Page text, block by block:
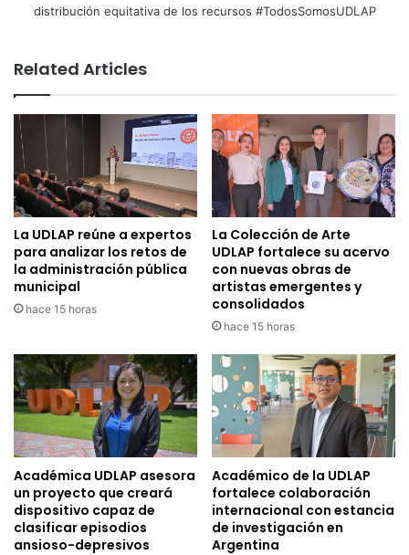
distribución equitativa de los recursos #TodosSomosUDLAP
Related Articles
La UDLAP reúne a expertos
para analizar los retos de
la administración pública
municipal
hace 15 horas
La Colección de Arte
UDLAP fortalece su acervo
con nuevas obras de
artistas emergentes y
consolidados
hace 15 horas
Académica UDLAP asesora
un proyecto que creará
dispositivo capaz de
clasificar episodios
ansioso-depresivos
Académico de la UDLAP
fortalece colaboración
internacional con estancia
de investigación en
Argentina